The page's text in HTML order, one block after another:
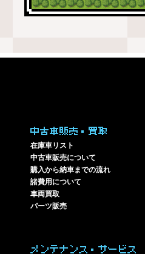
中古車販売・買取
在庫車リスト
中古車販売について
購入から納車までの流れ
諸費用について
車両買取
パーツ販売
メンテナンス・サービス